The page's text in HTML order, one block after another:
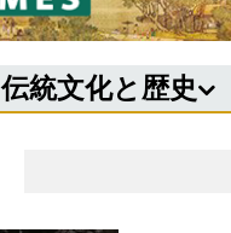
伝統文化と歴史